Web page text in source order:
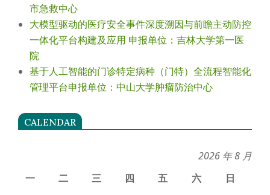
市急救中心
大模型驱动的医疗安全事件深度溯因与前瞻主动防控
一体化平台构建及应用 申报单位：吉林大学第一医
院
基于人工智能的门诊特定病种（门特）全流程智能化
管理平台申报单位：中山大学肿瘤防治中心
CALENDAR
2026 年 8 月
一
二 三 四 五 六
日